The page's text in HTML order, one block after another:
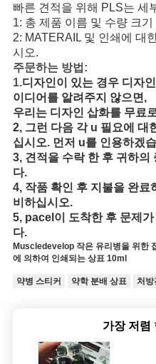
빠른 견적을 위해 PLS는 세
1: 총 제품 이름 및 수량 크기
2: MATERAIL 및 인쇄에 대
시오.
주문하는 방법:
1.디자인이 있는 경우 디자
이디어를 알려주지 않으면,
우리는 디자인 삽화를 무료
2, 그런 다음 각 u 필요에 대
십시오. 먼저 u를 인용하겠
3, 견적을 수락 한 후 귀하의
다.
4, 작품 확인 후 지불을 완료
비하십시오.
5, pacel이 도착한 후 문제
다.
Muscledevelop 작은 유리병을 위한
에 의하여 인쇄되는 상표 10ml
약병 스티커 약학 분배 상표 처방
가장 저렴